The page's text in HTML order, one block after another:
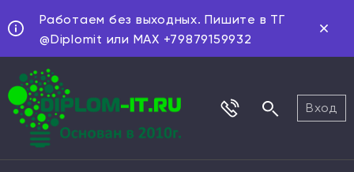
Работаем без выходных. Пишите в ТГ
@Diplomit или MAX +79879159932
Вход